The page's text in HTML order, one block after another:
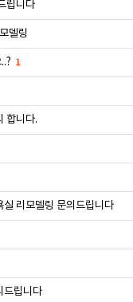
립니다
델링
1
합니다.
실 리모델링 문의드립니다
드립니다